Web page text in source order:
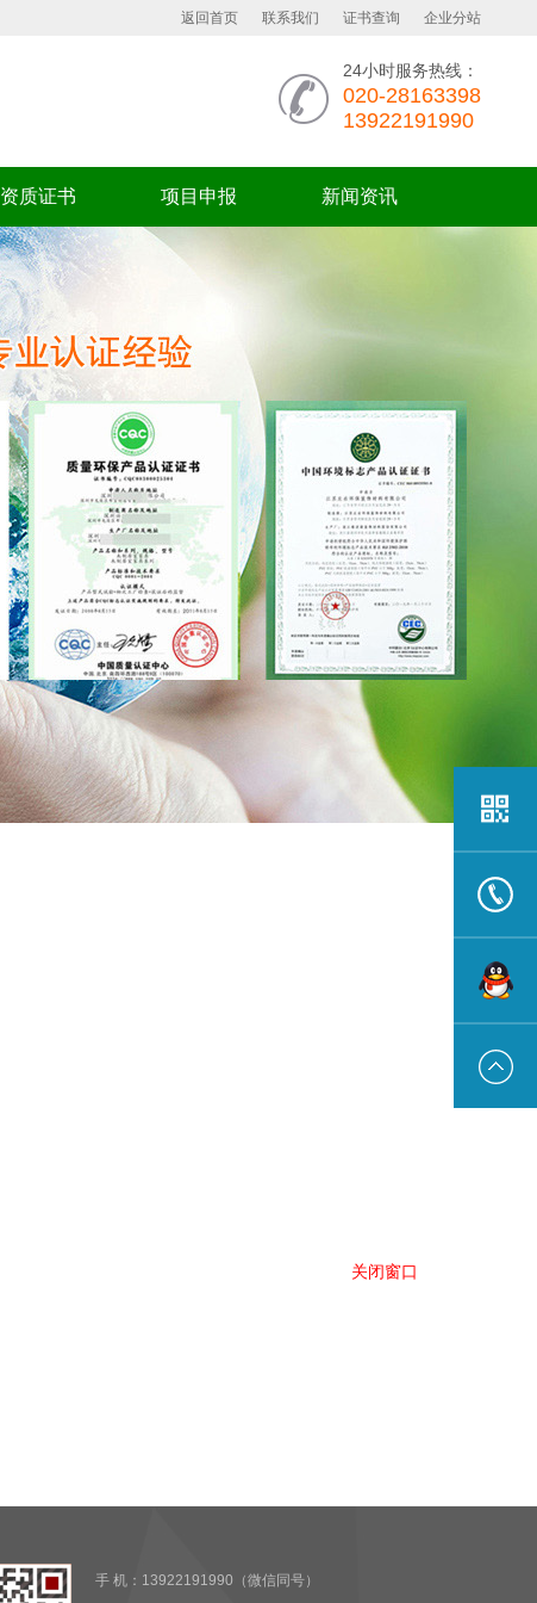
在线联系
返回首页 联系我们 证书查询 企业分站
24小时服务热线：
020-28163398
13922191990
资质证书 项目申报 新闻资讯
关闭窗口
手 机：13922191990（微信同号）